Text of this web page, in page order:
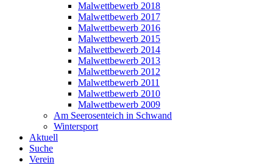
Malwettbewerb 2018
Malwettbewerb 2017
Malwettbewerb 2016
Malwettbewerb 2015
Malwettbewerb 2014
Malwettbewerb 2013
Malwettbewerb 2012
Malwettbewerb 2011
Malwettbewerb 2010
Malwettbewerb 2009
Am Seerosenteich in Schwand
Wintersport
Aktuell
Suche
Verein